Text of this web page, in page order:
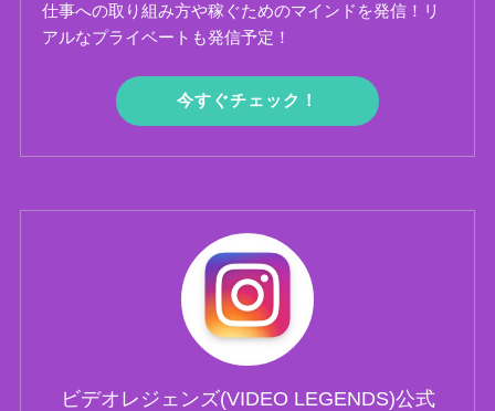
仕事への取り組み方や稼ぐためのマインドを発信！リ
アルなプライベートも発信予定！
今すぐチェック！
ビデオレジェンズ(VIDEO LEGENDS)公式